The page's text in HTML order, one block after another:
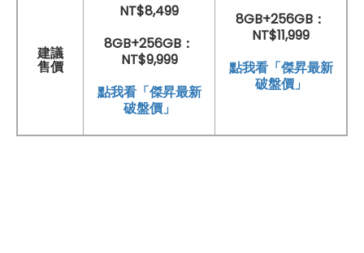
建議
售價
NT$8,499
8GB+256GB：
NT$9,999
點我看「傑昇最新
破盤價」
8GB+256GB：
NT$11,999
點我看「傑昇最新
破盤價」